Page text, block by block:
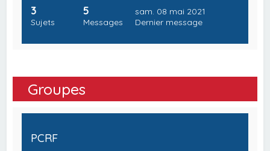
3
Sujets
5
Messages
sam. 08 mai 2021
Dernier message
Groupes
PCRF